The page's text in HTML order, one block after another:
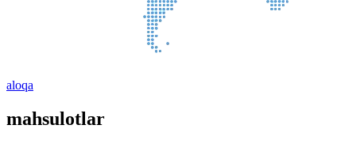
aloqa
mahsulotlar